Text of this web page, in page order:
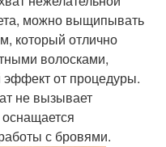
можно выщипывать
который отлично
волосками,
от процедуры.
не вызывает
с бровями.